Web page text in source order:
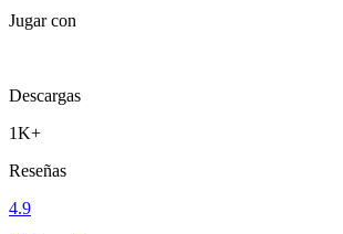
Jugar con
Descargas
1K+
Reseñas
4.9